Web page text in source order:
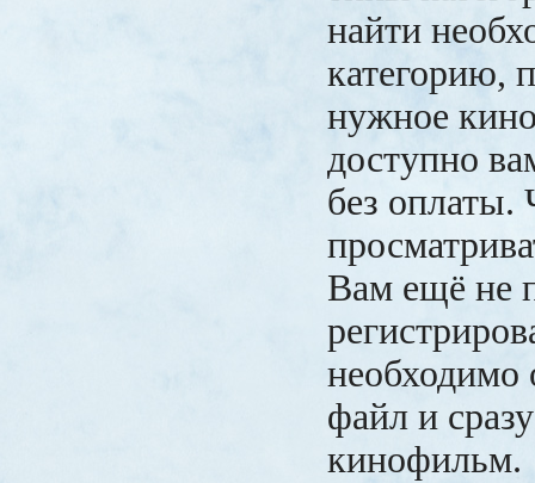
найти
категорию,
нужное
доступно
без оплаты.
Вам ещё не
файл и
кинофильм.